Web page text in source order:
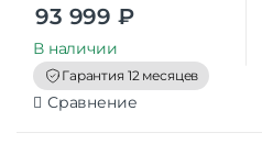
o
t
o
f
5
93 999 ₽
В наличии
Гарантия 12 месяцев
Сравнение